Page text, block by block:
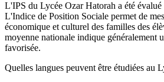
L'IPS du Lycée Ozar Hatorah a été
L'Indice de Position Sociale permet de
économique et culturel des familles des
moyenne nationale indique généralement
favorisée.
Quelles langues peuvent être étudiées au